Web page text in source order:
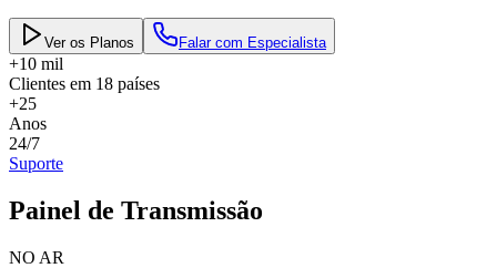
Ver os Planos Falar com Especialista
+10 mil
Clientes em 18 países
+25
Anos
24/7
Suporte
Painel de Transmissão
NO AR